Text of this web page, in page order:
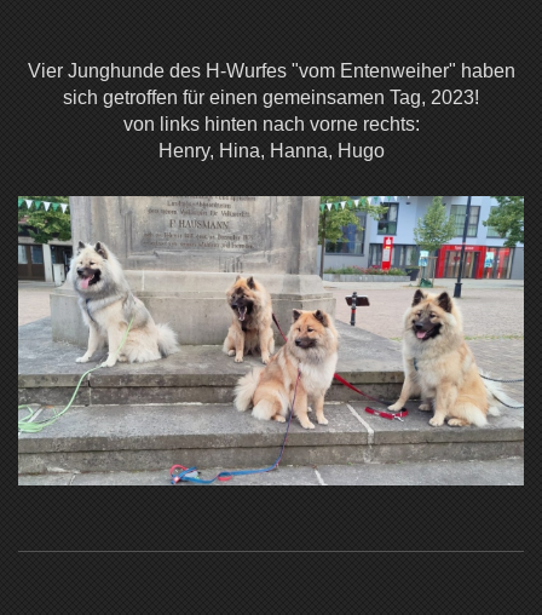
Vier Junghunde des H-Wurfes "vom Entenweiher" haben
sich getroffen für einen gemeinsamen Tag, 2023!
von links hinten nach vorne rechts:
Henry, Hina, Hanna, Hugo